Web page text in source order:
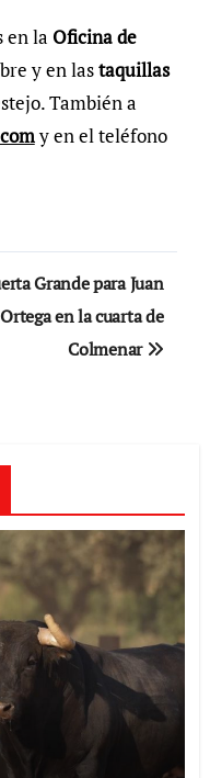
en la Oficina de
y en lastaquillas
También a
y en el teléfono
Grande para Juan
Ortega en la cuarta de
Colmenar